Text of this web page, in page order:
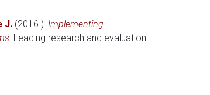
J. (2016 ). Implementing
. Leading research and evaluation